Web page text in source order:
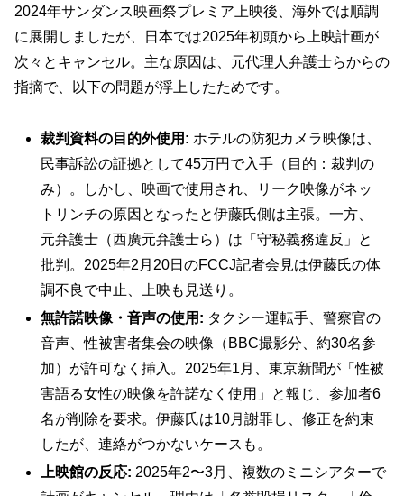
2024年サンダンス映画祭プレミア上映後、海外では順調
に展開しましたが、日本では2025年初頭から上映計画が
次々とキャンセル。主な原因は、元代理人弁護士らからの
指摘で、以下の問題が浮上したためです。
裁判資料の目的外使用: ホテルの防犯カメラ映像は、
民事訴訟の証拠として45万円で入手（目的：裁判の
み）。しかし、映画で使用され、リーク映像がネッ
トリンチの原因となったと伊藤氏側は主張。一方、
元弁護士（西廣元弁護士ら）は「守秘義務違反」と
批判。2025年2月20日のFCCJ記者会見は伊藤氏の体
調不良で中止、上映も見送り。
無許諾映像・音声の使用: タクシー運転手、警察官の
音声、性被害者集会の映像（BBC撮影分、約30名参
加）が許可なく挿入。2025年1月、東京新聞が「性被
害語る女性の映像を許諾なく使用」と報じ、参加者6
名が削除を要求。伊藤氏は10月謝罪し、修正を約束
したが、連絡がつかないケースも。
上映館の反応: 2025年2〜3月、複数のミニシアターで